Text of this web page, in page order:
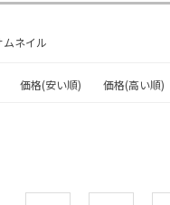
ムネイル
価格(安い順) 価格(高い順)